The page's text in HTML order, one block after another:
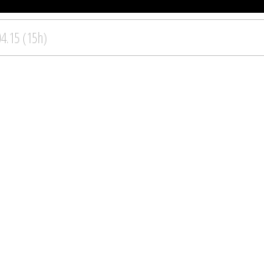
(15h)